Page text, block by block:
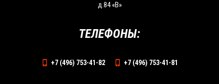
д.84 «В»
ТЕЛЕФОНЫ:
+7 (496) 753-41-82 +7 (496) 753-41-81